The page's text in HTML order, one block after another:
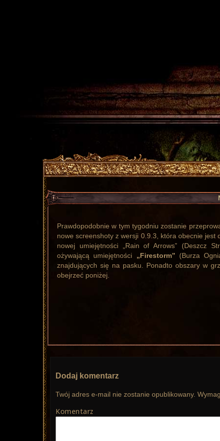
Prawdopodobnie w tym tygodniu zostanie
nowe screenshoty z wersji 0.9.3, która obecnie
nowej umiejętności „Rain of Arrows” (Deszcz
ożywającą umiejętności „Firestorm” (Burza
znajdujących się na pasku. Ponadto obszary w
obejrzeć poniżej.
Dodaj komentarz
Twój adres e-mail nie zostanie opublikowany.
Komentarz